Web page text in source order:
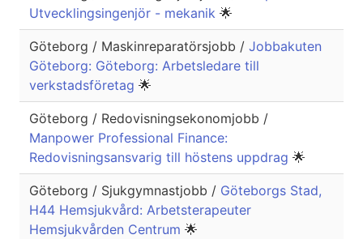
Utvecklingsingenjör - mekanik 🌟
Göteborg / Maskinreparatörsjobb / Jobbakuten
Göteborg: Göteborg: Arbetsledare till
verkstadsföretag 🌟
Göteborg / Redovisningsekonomjobb /
Manpower Professional Finance:
Redovisningsansvarig till höstens uppdrag 🌟
Göteborg / Sjukgymnastjobb / Göteborgs Stad,
H44 Hemsjukvård: Arbetsterapeuter
Hemsjukvården Centrum 🌟